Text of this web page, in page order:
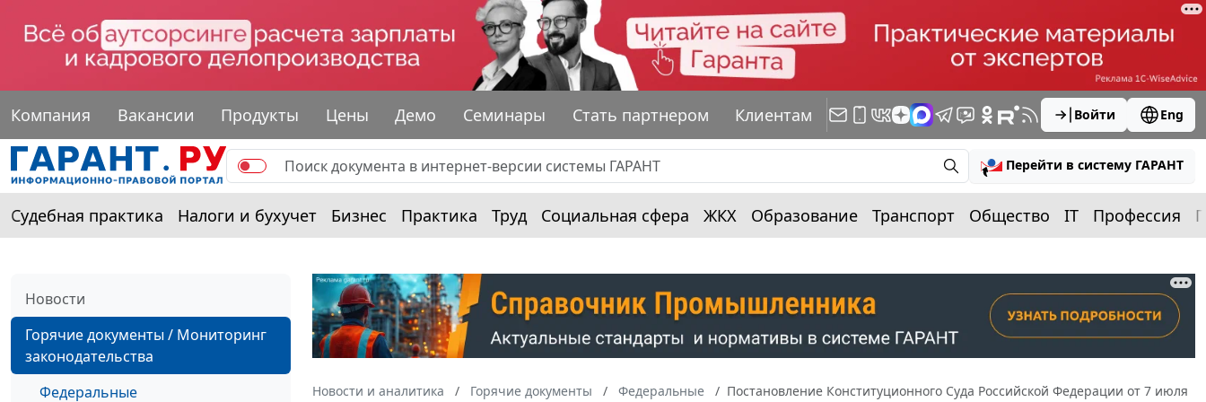
Компания Вакансии Продукты Цены Демо Семинары Стать партнером Клиентам Войти Eng
Перейти в систему ГАРАНТ
Судебная практика Налоги и бухучет Бизнес Практика Труд Социальная сфера ЖКХ Образование Транспорт Общество IT Профессия
Новости
Горячие документы / Мониторинг
законодательства
Федеральные
Новости и аналитика Горячие документы Федеральные
Постановление Конституционного Суда Российской Федерации от 7 июля